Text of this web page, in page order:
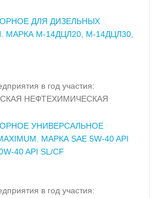
ДЛЯ ДИЗЕЛЬНЫХ
МАРКА М-14ДЦЛ20, М-14ДЦЛ30,
в год участия:
НЕФТЕХИМИЧЕСКАЯ
УНИВЕРСАЛЬНОЕ
МАРКА SAE 5W-40 API
40 API SL/CF
в год участия: